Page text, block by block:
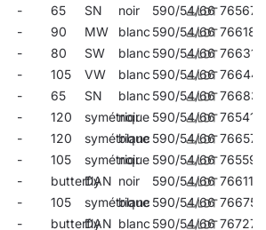
- 65 SN noir 590/54/66 765674
- 90 MW blanc 590/54/66 766183
- 80 SW blanc 590/54/66 766312
- 105 VW blanc 590/54/66 766442
- 65 SN blanc 590/54/66 766831
- 120 symétrique
noir 590/54/66 765414
- 120 symétrique
blanc 590/54/66 766572
- 105 symétrique
noir 590/54/66 765599
- butterfly
DAN noir 590/54/66 766114
- 105 symétrique
blanc 590/54/66 766756
- butterfly
DAN blanc 590/54/66 767272